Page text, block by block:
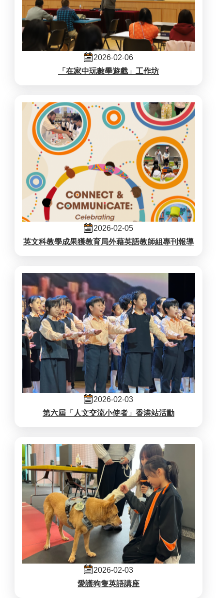
2026-02-06
「在家中玩數學遊戲」工作坊
2026-02-05
英文科教學成果獲教育局外藉英語教師組專刊報導
2026-02-03
第六屆「人文交流小使者」香港站活動
2026-02-03
愛護狗隻英語講座